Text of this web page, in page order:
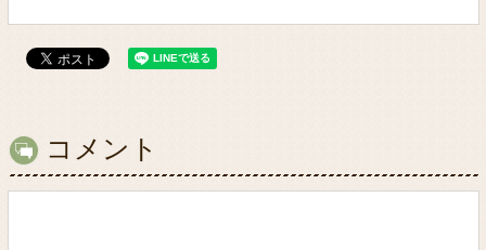
コメント